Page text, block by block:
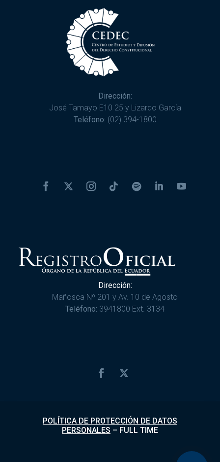
Dirección:
José Tamayo E10 25 y Lizardo García
Teléfono: (02) 394-1800
Dirección:
Mañosca Nº 201 y Av. 10 de Agosto
Teléfono: 3941800 Ext. 3134
POLÍTICA DE PROTECCIÓN DE DATOS
PERSONALES – FULL TIME